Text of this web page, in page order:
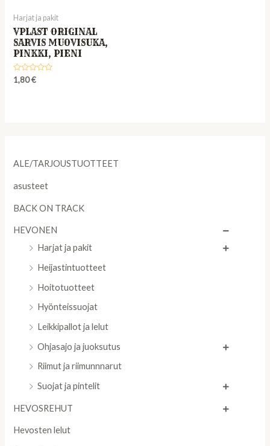
ALE/TARJOUSTUOTTEET
asusteet
BACK ON TRACK
HEVONEN
Harjat ja pakit
Heijastintuotteet
Hoitotuotteet
Hyönteissuojat
Leikkipallot ja lelut
Ohjasajo ja juoksutus
Riimut ja riimunnnarut
Suojat ja pintelit
HEVOSREHUT
Hevosten lelut
Harjat ja pakit
VPLAST ORIGINAL
SARVIS MUOVISUKA,
PINKKI, PIENI
Rated
0
1,80€